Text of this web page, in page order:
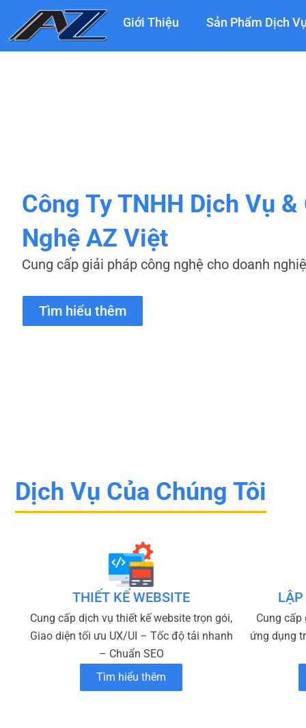
nội
Giới Thiệu Sản Phẩm Dịch Vụ
Công Ty TNHH Dịch Vụ &
Nghệ AZ Việt
Cung cấp giải pháp công nghệ cho doanh
Tìm hiểu thêm
Dịch Vụ Của Chúng Tôi
THIẾT KẾ WEBSITE
Cung cấp dịch vụ thiết kế website trọn gói,
Giao diện tối ưu UX/UI – Tốc độ tải nhanh
– Chuẩn SEO
Tìm hiểu thêm
Cung cấp
ứng dụng